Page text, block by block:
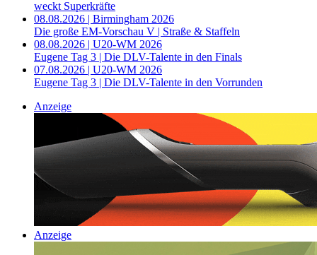
weckt Superkräfte
08.08.2026 | Birmingham 2026
Die große EM-Vorschau V | Straße & Staffeln
08.08.2026 | U20-WM 2026
Eugene Tag 3 | Die DLV-Talente in den Finals
07.08.2026 | U20-WM 2026
Eugene Tag 3 | Die DLV-Talente in den Vorrunden
Anzeige
Anzeige